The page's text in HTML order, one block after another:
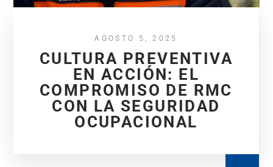
AGOSTO 5, 2025
CULTURA PREVENTIVA
EN ACCIÓN: EL
COMPROMISO DE RMC
CON LA SEGURIDAD
OCUPACIONAL